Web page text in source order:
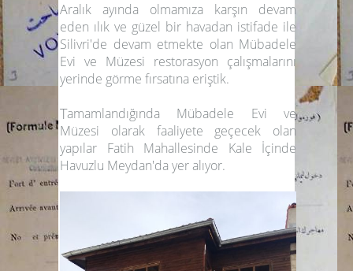
Aralık ayında olmamıza karşın devam
eden ılık ve güzel bir havadan istifade ile
Silivri'de devam etmekte olan Mübadele
Evi ve Müzesi restorasyon çalışmalarını
yerinde görme fırsatına eriştik.
Tamamlandığında Mübadele Evi ve
Müzesi olarak faaliyete geçecek olan
yapılar Fatih Mahallesinde Kale İçinde
Havuzlu Meydan'da yer alıyor.